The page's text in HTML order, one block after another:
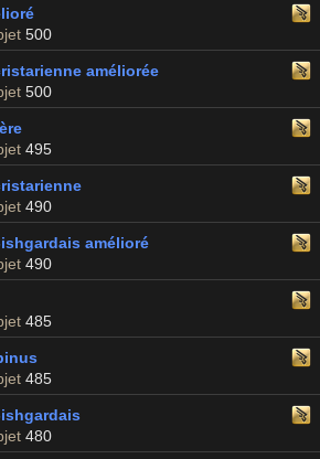
500
améliorée
500
495
490
amélioré
490
485
485
480